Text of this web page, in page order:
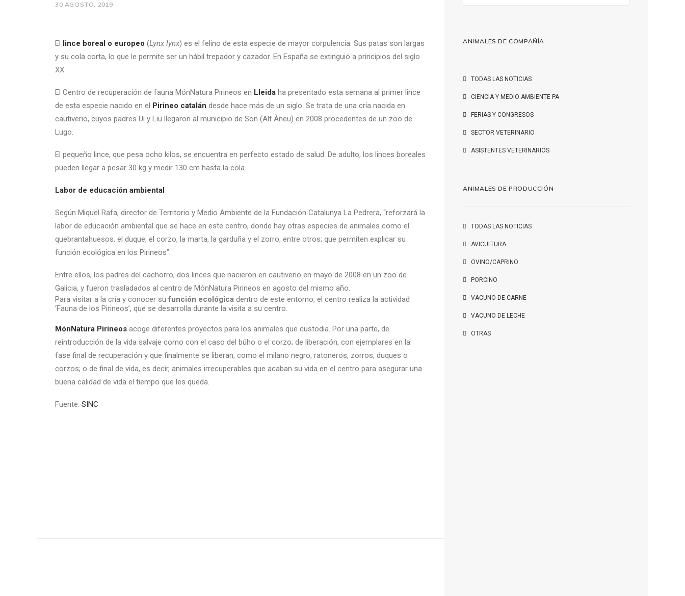
30 AGOSTO, 2019
El lince boreal o europeo (Lynx lynx) es el felino de esta especie de mayor corpulencia. Sus patas son largas
y su cola corta, lo que le permite ser un hábil trepador y cazador. En España se extinguió a principios del siglo
XX.
El Centro de recuperación de fauna MónNatura Pirineos en Lleida ha presentado esta semana al primer lince
de esta especie nacido en el Pirineo catalán desde hace más de un siglo. Se trata de una cría nacida en
cautiverio, cuyos padres Ui y Liu llegaron al municipio de Son (Alt Àneu) en 2008 procedentes de un zoo de
Lugo.
El pequeño lince, que pesa ocho kilos, se encuentra en perfecto estado de salud. De adulto, los linces boreales
pueden llegar a pesar 30 kg y medir 130 cm hasta la cola.
Labor de educación ambiental
Según Miquel Rafa, director de Territorio y Medio Ambiente de la Fundación Catalunya La Pedrera, “reforzará la
labor de educación ambiental que se hace en este centro, donde hay otras especies de animales como el
quebrantahuesos, el duque, el corzo, la marta, la garduña y el zorro, entre otros; que permiten explicar su
función ecológica en los Pirineos”.
Entre ellos, los padres del cachorro, dos linces que nacieron en cautiverio en mayo de 2008 en un zoo de
Galicia, y fueron trasladados al centro de MónNatura Pirineos en agosto del mismo año.
Para visitar a la cría y conocer sufunción ecológica dentro de este entorno, el centro realiza la actividad
‘Fauna de los Pirineos’, que se desarrolla durante la visita a su centro.
MónNatura Pirineos acoge diferentes proyectos para los animales que custodia. Por una parte, de
reintroducción de la vida salvaje como con el caso del búho o el corzo; de liberación, con ejemplares en la
fase final de recuperación y que finalmente se liberan, como el milano negro, ratoneros, zorros, duques o
corzos; o de final de vida, es decir, animales irrecuperables que acaban su vida en el centro para asegurar una
buena calidad de vida el tiempo que les queda.
Fuente: SINC
ANIMALES DE COMPAÑÍA
TODAS LAS NOTICIAS
CIENCIA Y MEDIO AMBIENTE PA
FERIAS Y CONGRESOS
SECTOR VETERINARIO
ASISTENTES VETERINARIOS
ANIMALES DE PRODUCCIÓN
TODAS LAS NOTICIAS
AVICULTURA
OVINO/CAPRINO
PORCINO
VACUNO DE CARNE
VACUNO DE LECHE
OTRAS